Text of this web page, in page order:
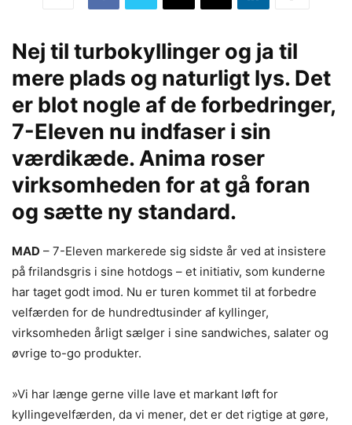
Nej til turbokyllinger og ja til
mere plads og naturligt lys. Det
er blot nogle af de forbedringer,
7-Eleven nu indfaser i sin
værdikæde. Anima roser
virksomheden for at gå foran
og sætte ny standard.
MAD – 7-Eleven markerede sig sidste år ved at insistere
på frilandsgris i sine hotdogs – et initiativ, som kunderne
har taget godt imod. Nu er turen kommet til at forbedre
velfærden for de hundredtusinder af kyllinger,
virksomheden årligt sælger i sine sandwiches, salater og
øvrige to-go produkter.
»Vi har længe gerne ville lave et markant løft for
kyllingevelfærden, da vi mener, det er det rigtige at gøre,